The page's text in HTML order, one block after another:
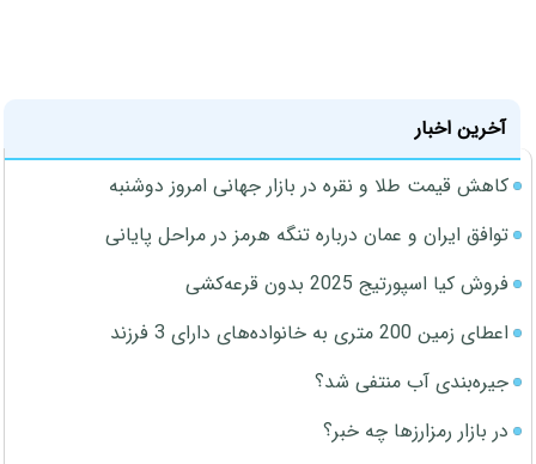
آخرین اخبار
کاهش قیمت طلا و نقره در بازار جهانی امروز دوشنبه
توافق ایران و عمان درباره تنگه هرمز در مراحل پایانی
فروش کیا اسپورتیج 2025 بدون قرعه‌کشی
اعطای زمین 200 متری به خانواده‌های دارای 3 فرزند
جیره‌بندی آب منتفی شد؟
در بازار رمزارزها چه خبر؟